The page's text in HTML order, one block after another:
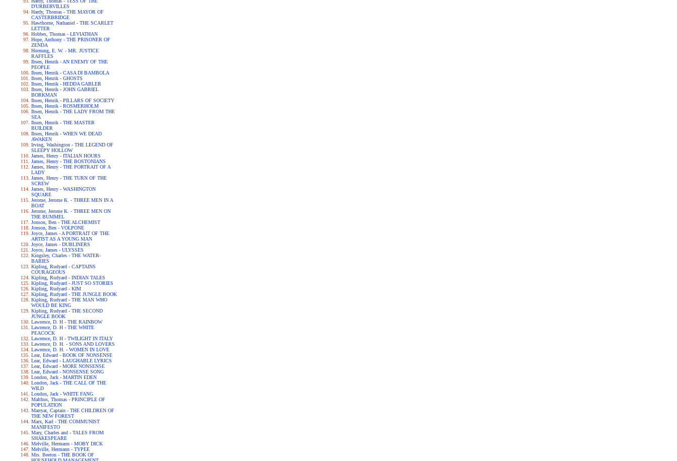
D'URBERVILLES
Hardy, Thomas - THE MAYOR OF
CASTERBRIDGE
Hawthorne, Nathaniel - THE SCARLET
LETTER
Hobbes, Thomas - LEVIATHAN
Hope, Anthony - THE PRISONER OF
ZENDA
Hornung, E. W. - MR. JUSTICE
RAFFLES
Ibsen, Henrik - AN ENEMY OF THE
PEOPLE
Ibsen, Henrik - CASA DI BAMBOLA
Ibsen, Henrik - GHOSTS
Ibsen, Henrik - HEDDA GABLER
Ibsen, Henrik - JOHN GABRIEL
BORKMAN
Ibsen, Henrik - PILLARS OF SOCIETY
Ibsen, Henrik - ROSMERHOLM
Ibsen, Henrik - THE LADY FROM THE
SEA
Ibsen, Henrik - THE MASTER
BUILDER
Ibsen, Henrik - WHEN WE DEAD
AWAKEN
Irving, Washington - THE LEGEND OF
SLEEPY HOLLOW
James, Henry - ITALIAN HOURS
James, Henry - THE BOSTONIANS
James, Henry - THE PORTRAIT OF A
LADY
James, Henry - THE TURN OF THE
SCREW
James, Henry - WASHINGTON
SQUARE
Jerome, Jerome K. - THREE MEN IN A
BOAT
Jerome, Jerome K. - THREE MEN ON
THE BUMMEL
Jonson, Ben - THE ALCHEMIST
Jonson, Ben - VOLPONE
Joyce, James - A PORTRAIT OF THE
ARTIST AS A YOUNG MAN
Joyce, James - DUBLINERS
Joyce, James - ULYSSES
Kingsley, Charles - THE WATER-
BABIES
Kipling, Rudyard - CAPTAINS
COURAGEOUS
Kipling, Rudyard - INDIAN TALES
Kipling, Rudyard - JUST SO STORIES
Kipling, Rudyard - KIM
Kipling, Rudyard - THE JUNGLE BOOK
Kipling, Rudyard - THE MAN WHO
WOULD BE KING
Kipling, Rudyard - THE SECOND
JUNGLE BOOK
Lawrence, D. H - THE RAINBOW
Lawrence, D. H - THE WHITE
PEACOCK
Lawrence, D. H - TWILIGHT IN ITALY
Lawrence, D. H. - SONS AND LOVERS
Lawrence, D. H. - WOMEN IN LOVE
Lear, Edward - BOOK OF NONSENSE
Lear, Edward - LAUGHABLE LYRICS
Lear, Edward - MORE NONSENSE
Lear, Edward - NONSENSE SONG
London, Jack - MARTIN EDEN
London, Jack - THE CALL OF THE
WILD
London, Jack - WHITE FANG
Malthus, Thomas - PRINCIPLE OF
POPULATION
Marryat, Captain - THE CHILDREN OF
THE NEW FOREST
Marx, Karl - THE COMMUNIST
MANIFESTO
Mary, Charles and - TALES FROM
SHAKESPEARE
Melville, Hermann - MOBY DICK
Melville, Hermann - TYPEE
Mrs. Beeton - THE BOOK OF